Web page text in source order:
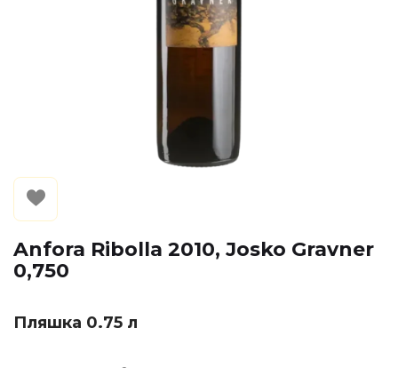
Anfora Ribolla 2010, Josko Gravner
0,750
Пляшка 0.75 л